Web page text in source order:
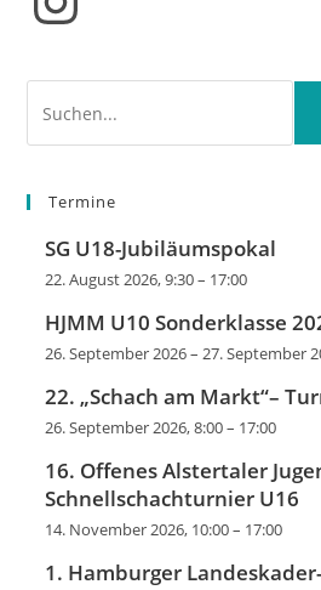
Termine
SG U18-Jubiläumspokal
22. August 2026, 9:30– 17:00
HJMM U10 Sonderklasse
26. September 2026– 27. September
22. „Schach am Markt“–
26. September 2026, 8:00– 17:00
16. Offenes Alstertaler
Schnellschachturnier U16
14. November 2026, 10:00– 17:00
1. Hamburger